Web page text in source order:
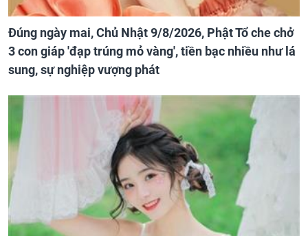
Đúng ngày mai, Chủ Nhật 9/8/2026, Phật Tổ che chở
3 con giáp 'đạp trúng mỏ vàng', tiền bạc nhiều như lá
sung, sự nghiệp vượng phát